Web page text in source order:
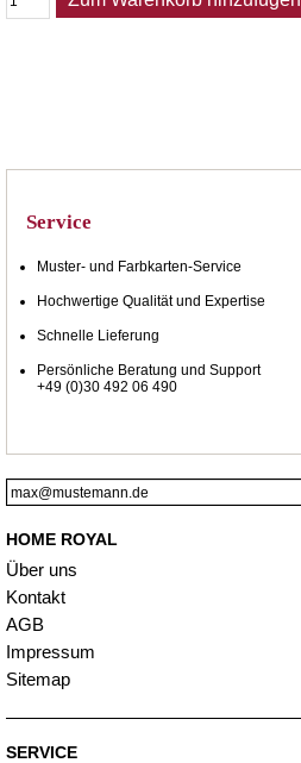
Service
Muster- und Farbkarten-Service
Hochwertige Qualität und Expertise
Schnelle Lieferung
Persönliche Beratung und Support
+49 (0)30 492 06 490
HOME ROYAL
Über uns
Kontakt
AGB
Impressum
Sitemap
SERVICE